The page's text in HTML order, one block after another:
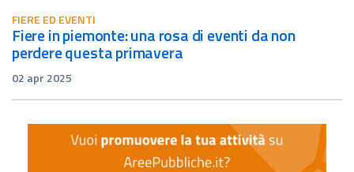
FIERE ED EVENTI
fiere in piemonte: una rosa di eventi da non
perdere questa primavera
02 apr 2025